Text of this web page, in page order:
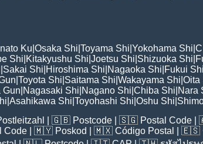
Ku Osaka Shi Toyama Shi Yokohama Shi
Shi Kitakyushu Shi Joetsu Shi Shizuoka Shi
Sakai Shi Hiroshima Shi Nagaoka Shi Fukui
Toyota Shi Saitama Shi Wakayama Shi Oita
Gun Nagasaki Shi Nagano Shi Chiba Shi Nara
Asahikawa Shi Toyohashi Shi Oshu Shi
| 🇬🇧 Postcode | 🇸🇬 Postal Code |
Code | 🇲🇾 Poskod | 🇲🇽 Código Postal | 🇪🇸